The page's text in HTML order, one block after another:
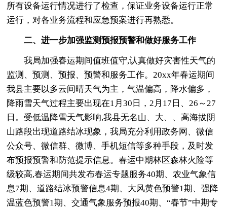
所有设备运行情况进行了检查，保证业务设备运行正常
运行，对各业务流程和应急预案进行再熟悉。
二、进一步加强监测预报预警和做好服务工作
我局加强春运期间值班值守,认真做好灾害性天气的
监测、预测、预报、预警和服务工作。20xx年春运期间
我县主要以多云间晴天气为主，气温偏高，降水偏多，
降雨雪天气过程主要出现在1月30日，2月17日、26～27
日。受低温降雪天气影响,我县无名山、大、、高海拔阴
山路段出现道路结冰现象，我局充分利用政务网、微信
公众号、微信群、微博、手机短信等多种手段，及时发
布预报预警和防范提示信息。春运中期林区森林火险等
级较高,春运期间共发布春运专题服务40期、农业气象信
息7期、道路结冰预警信息4期、大风黄色预警1期、强降
温蓝色预警1期、交通气象服务预报40期、“春节”中期专